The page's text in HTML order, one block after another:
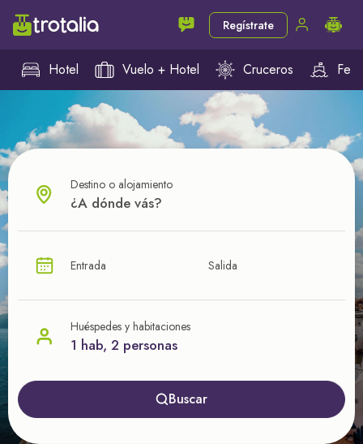
Regístrate
Hotel Vuelo + Hotel Cruceros
¿CUÁL VA A SER TU PRÓXIMO TROTE?
nuestras ofertas
Destino o alojamiento
Entrada Salida
Huéspedes y habitaciones
1 hab, 2 personas
Buscar